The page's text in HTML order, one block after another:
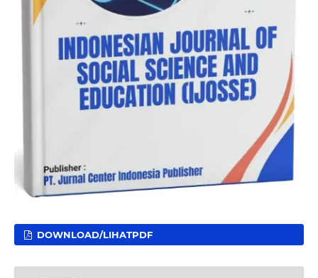
DOWNLOAD/LIHATPDF